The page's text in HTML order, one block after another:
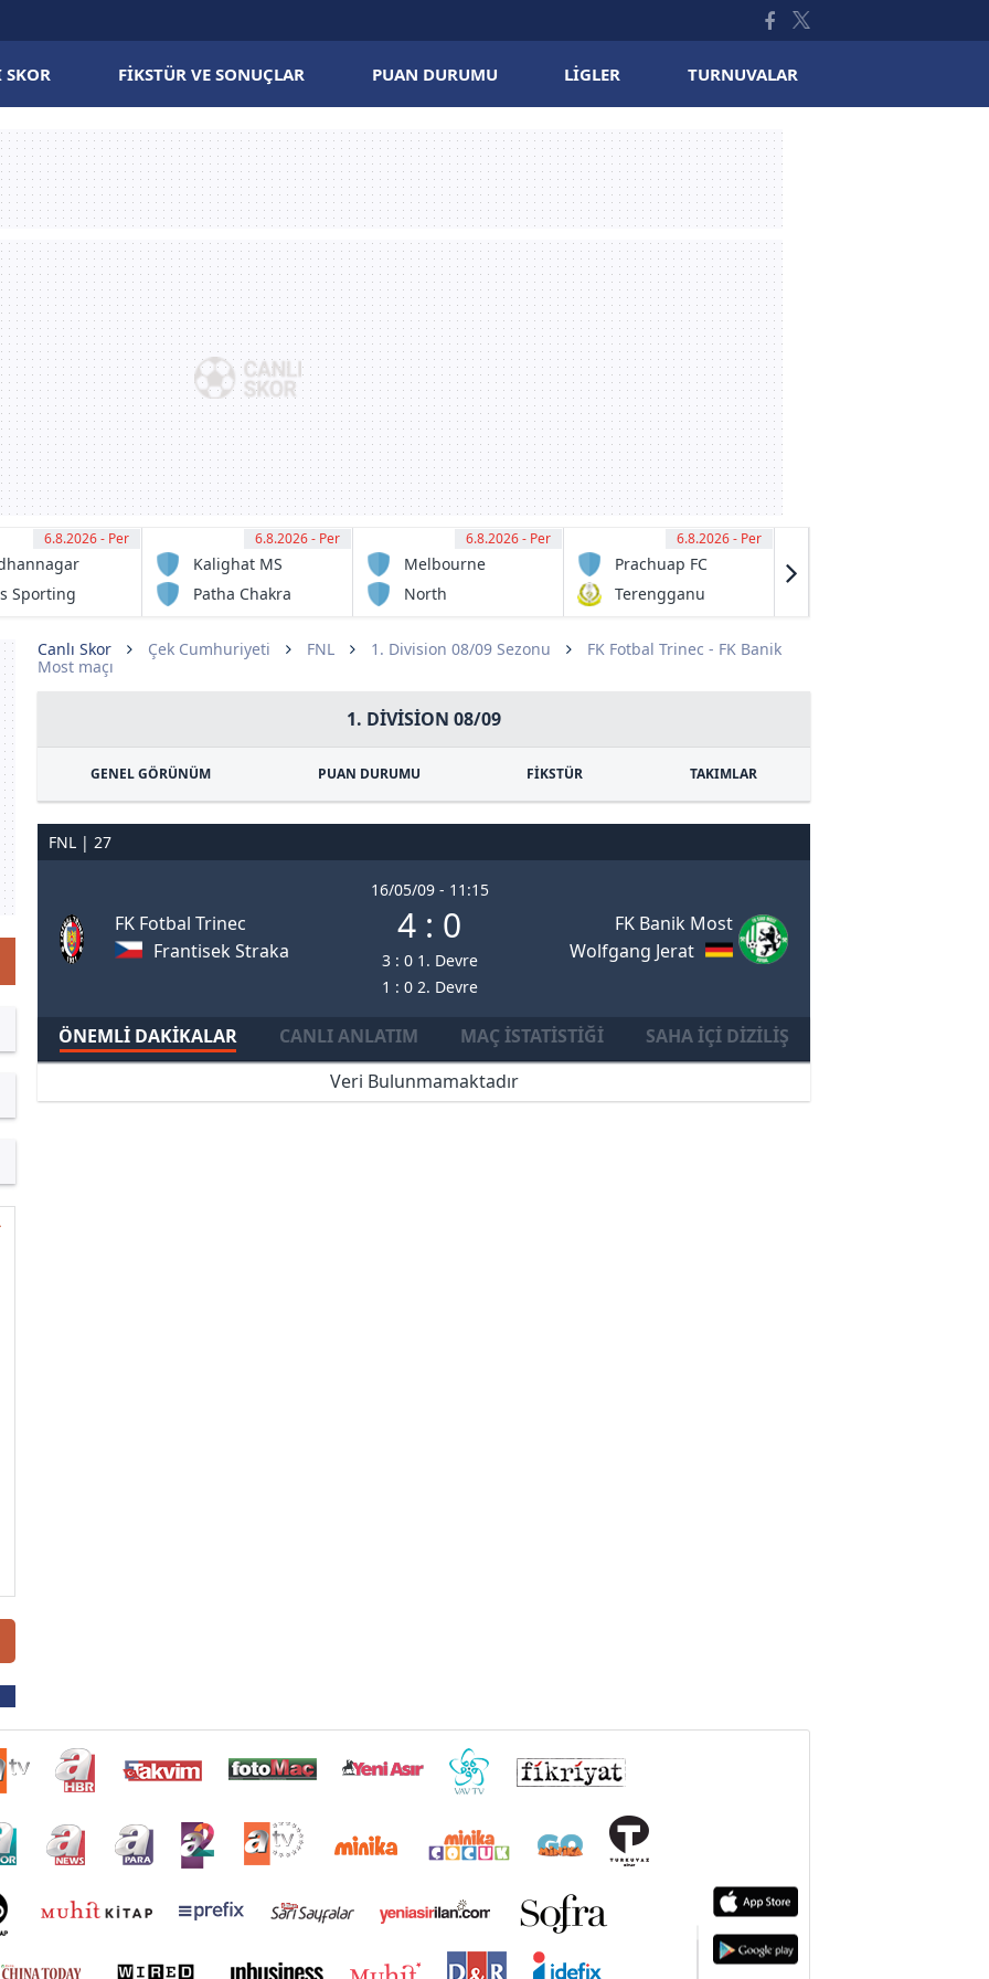
SKOR FIKSTÜR VE SONUÇLAR PUAN DURUMU LIGLER TURNUVALAR
12:30
6.8.2026 - Per
Sporting
12:30
6.8.2026 - Per
Kalighat MS
Patha Chakra
13:00
6.8.2026 - Per
Melbourne
Victory FC
North
Eagles FC
13:00
6.8.2026 - Per
Prachuap FC
Terengganu
Canlı Skor Çek Cumhuriyeti FNL 1. Division 08/09 Sezonu
FK Fotbal Trinec - FK Banik
Most maçı
1. DIVISION 08/09
GENEL GÖRÜNÜM PUAN DURUMU FİKSTÜR TAKIMLAR
FNL | 27
FK Fotbal Trinec
Frantisek Straka
16/05/09 - 11:15
4 : 0
3 : 0 1. Devre
1 : 0 2. Devre
FK Banik Most
Wolfgang Jerat
ÖNEMLI DAKIKALAR CANLI ANLATIM MAÇ İSTATISTIĞI
SAHA İÇI DIZILIŞ
Veri Bulunmamaktadır